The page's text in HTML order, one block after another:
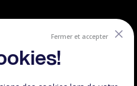
Fermer et accepter
de vente de formation en